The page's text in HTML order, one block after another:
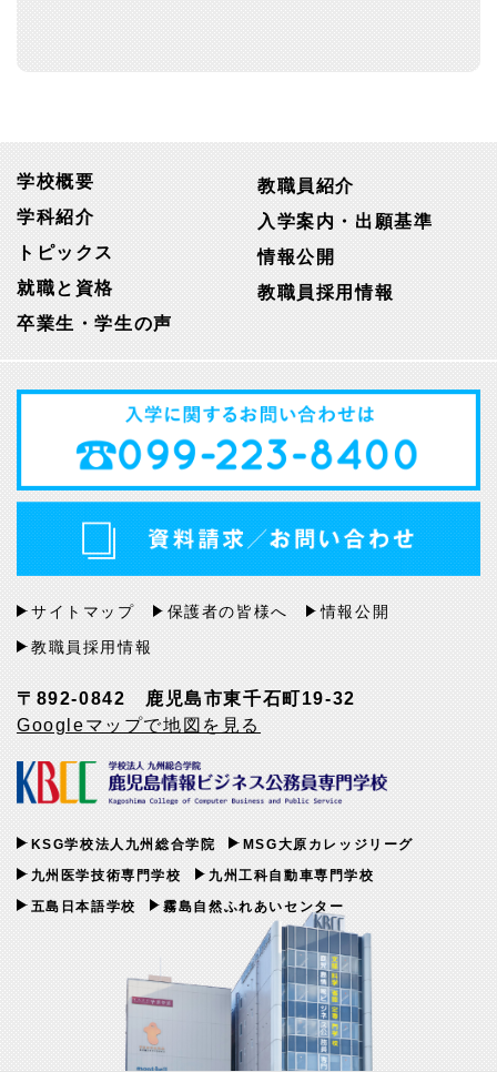
学校概要
学科紹介
トピックス
就職と資格
卒業生・学生の声
教職員紹介
入学案内・出願基準
情報公開
教職員採用情報
〒892-0842 鹿児島市東千石町19-32
Googleマップで地図を見る
KSG学校法人九州総合学院
MSG大原カレッジリーグ
九州医学技術専門学校
九州工科自動車専門学校
五島日本語学校
霧島自然ふれあいセンター
サイトマップ 保護者の皆様へ
情報公開
教職員採用情報